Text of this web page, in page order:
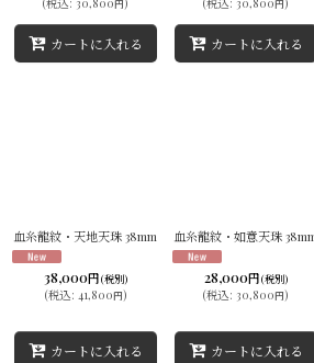
円
カートに入れる
円
カートに入れる
血糸龍紋・天地天珠 38mm
38,000円(税別)
(税込: 41,800円)
カートに入れる
血糸龍紋・如意天珠
28,000円(税別)
(税込: 30,800円)
カートに入れる